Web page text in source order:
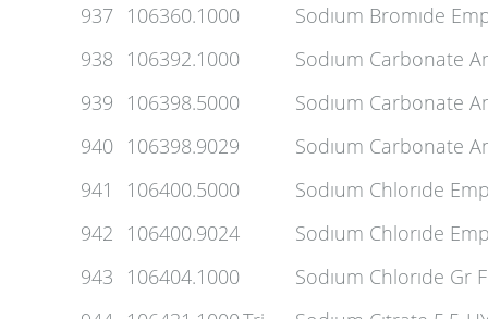
937 106360.1000
Sodıum Bromıde
938
106392.1000
Sodıum Carbonate
939
106398.5000
Sodıum Carbonate
940 106398.9029
Sodıum Carbonate
941
106400.5000
Sodıum Chlorıde
942
106400.9024
Sodıum Chlorıde
943
106404.1000
Sodıum Chlorıde Gr